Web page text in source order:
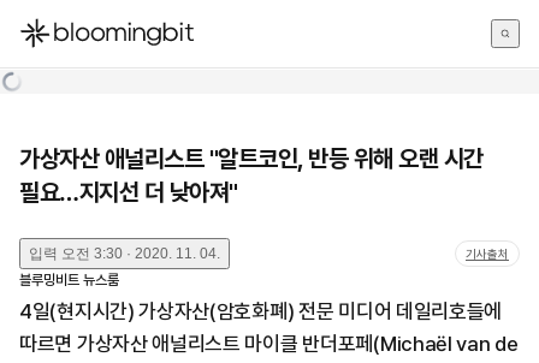
한국어
가상자산 애널리스트 "알트코인, 반등 위해 오랜 시간
필요…지지선 더 낮아져"
입력 오전 3:30 · 2020. 11. 04. 기사출처
블루밍비트 뉴스룸
4일(현지시간) 가상자산(암호화폐) 전문 미디어 데일리호들에
따르면 가상자산 애널리스트 마이클 반더포페(Michaël van de